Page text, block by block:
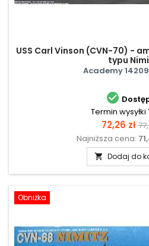
USS Carl Vinson (CVN-70) -
typu
Academy

Termin wysyłki
Cena
72,26 zł
Najniższa cena:
 Dodaj do
Obniżka